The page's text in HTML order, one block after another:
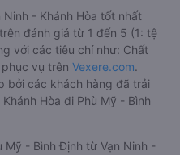
- Khánh Hòa tốt nhất
đánh giá từ 1 đến 5 (1: tệ
với các tiêu chí như: Chất
vụ trên Vexere.com.
bởi các khách hàng đã trải
Hòa đi Phù Mỹ - Bình
- Bình Định từ Vạn Ninh -